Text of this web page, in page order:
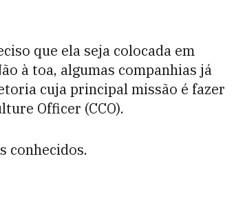
que ela seja colocada em
à toa, algumas companhias já
cuja principal missão é fazer
Officer (CCO).
conhecidos.